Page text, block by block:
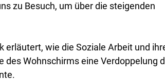
zu Besuch, um über die steigenden
erläutert, wie die Soziale Arbeit und
Wohnschirms eine Verdoppelung